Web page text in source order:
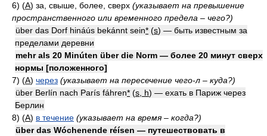
6) (A) за, свыше, более, сверх (указывает на превышение
пространственного или временного предела – чего?)
über das Dorf hináús bekánnt sein* (s) — быть известным за
пределами деревни
mehr als 20 Minúten über die Norm — более 20 минут сверх
нормы [положенного]
7) (A) через (указывает на пересечение чего-л – куда?)
über Berlín nach París fáhren* (s, h) — ехать в Париж через
Берлин
8) (A) в течение (указывает на время – когда?)
über das Wóchenende réísen — путешествовать в